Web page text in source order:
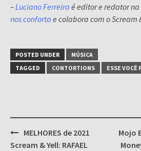
–Luciano Ferreira é editor e redator
nos conforta e colabora com o Scream
POSTED UNDER
MÚSICA
TAGGED
CONTORTIONS ESSE VOCÊ
Post
navigation
MELHORES de 2021
Scream & Yell: RAFAEL
Mojo